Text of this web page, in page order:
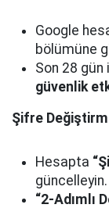
Google
bölümüne
Son 28 gün
güvenlik
Şifre
Hesapta
güncelleyin.
“2-Adımlı